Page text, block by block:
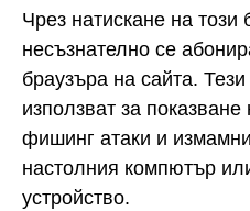
Чрез натискане на този
несъзнателно се
браузъра на сайта.
използват за
фишинг атаки и
настолния компютър
устройство.